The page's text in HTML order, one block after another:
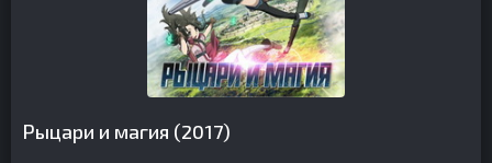
Рыцари и магия (2017)